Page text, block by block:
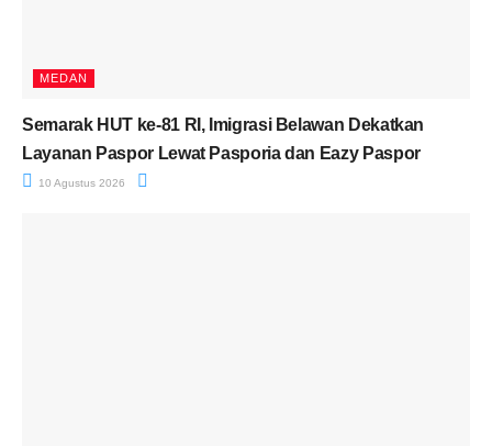
MEDAN
Semarak HUT ke-81 RI, Imigrasi Belawan Dekatkan
Layanan Paspor Lewat Pasporia dan Eazy Paspor
10 Agustus 2026